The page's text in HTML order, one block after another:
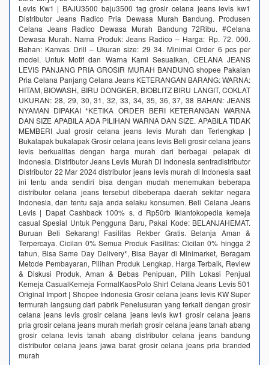
Levis Kw1 | BAJU3500 baju3500 tag grosir celana jeans levis kw1
Distributor Jeans Radico Pria Dewasa Murah Bandung. Produsen
Celana Jeans Radico Dewasa Murah Bandung 72Ribu. #Celana
Dewasa Murah. Nama Produk: Jeans Radico – Harga: Rp. 72. 000.
Bahan: Kanvas Drill – Ukuran size: 29 34. Minimal Order 6 pcs per
model. Untuk Motif dan Warna Kami Sesuaikan, CELANA JEANS
LEVIS PANJANG PRIA GROSIR MURAH BANDUNG shopee Pakaian
Pria Celana Panjang Celana Jeans KETERANGAN BARANG: WARNA:
HITAM, BIOWASH, BIRU DONGKER, BIOBLITZ BIRU LANGIT, COKLAT
UKURAN: 28, 29, 30, 31, 32, 33, 34, 35, 36, 37, 38 BAHAN: JEANS
NYAMAN DIPAKAI *KETIKA ORDER BERI KETERANGAN WARNA
DAN SIZE APABILA ADA PILIHAN WARNA DAN SIZE. APABILA TIDAK
MEMBERI Jual grosir celana jeans levis Murah dan Terlengkap |
Bukalapak bukalapak Grosir celana jeans levis Beli grosir celana jeans
levis berkualitas dengan harga murah dari berbagai pelapak di
Indonesia. Distributor Jeans Levis Murah Di Indonesia sentradistributor
Distributor 22 Mar 2024 distributor jeans levis murah di Indonesia saat
ini tentu anda sendiri bisa dengan mudah menemukan beberapa
distributor celana jeans tersebut dibeberapa daerah sekitar negara
Indonesia, dan tentu saja anda selaku konsumen. Beli Celana Jeans
Levis | Dapat Cashback 100% s. d Rp50rb‎ Iklantokopedia kemeja
casual Spesial Untuk Pengguna Baru, Pakai Kode: BELANJAHEMAT.
Buruan Beli Sekarang! Fasilitas Rekber Gratis. Belanja Aman &
Terpercaya. Cicilan 0% Semua Produk Fasilitas: Cicilan 0% hingga 2
tahun, Bisa Same Day Delivery*, Bisa Bayar di Minimarket, Beragam
Metode Pembayaran, Pilihan Produk Lengkap, Harga Terbaik, Review
& Diskusi Produk, Aman & Bebas Penipuan, Pilih Lokasi Penjual
Kemeja CasualKemeja FormalKaosPolo Shirt Celana Jeans Levis 501
Original Import | Shopee Indonesia‎ Grosir celana jeans levis KW Super
termurah langsung dari pabrik‎ Penelusuran yang terkait dengan grosir
celana jeans levis grosir celana jeans levis kw1 grosir celana jeans
pria grosir celana jeans murah meriah grosir celana jeans tanah abang
grosir celana levis tanah abang distributor celana jeans bandung
distributor celana jeans jawa barat grosir celana jeans pria branded
murah